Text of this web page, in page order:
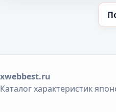
xwebbest.ru
Каталог характеристик